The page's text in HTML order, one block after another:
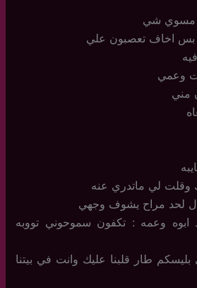
مسوي شي
اخاف تعصبون علي
وعمي
مني
وقلت لي ماتدري عنه
لحد مراح يشوف وجهي
وعمه : تكفون سموحوني تووبه
طار قلبنا عليك وانت في بيتنا